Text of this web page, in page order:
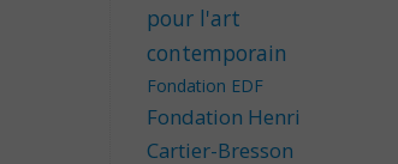
pour l'art
contemporain
Fondation EDF
Fondation Henri
Cartier-Bresson